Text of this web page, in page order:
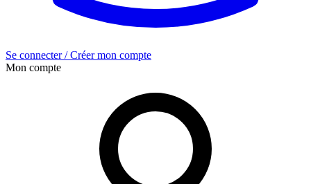
Se connecter / Créer mon compte
Mon compte